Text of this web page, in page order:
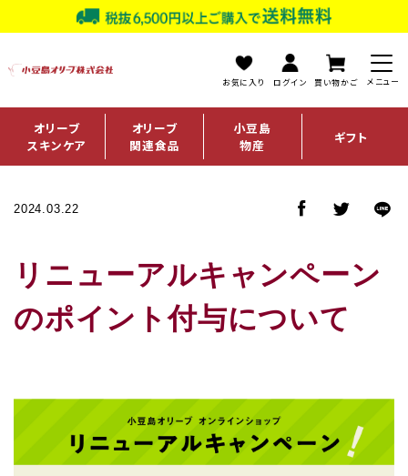
お気に入り ログイン 買い物かご
オリーブ
スキンケア
オリーブ
関連食品
小豆島
物産
ギフト
2024.03.22
リニューアルキャンペーン
のポイント付与について